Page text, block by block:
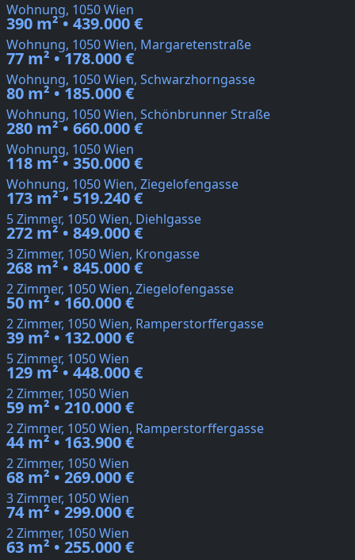
Wohnung, 1050 Wien
390 m² • 439.000 €
Wohnung, 1050 Wien, Margaretenstraße
77 m² • 178.000 €
Wohnung, 1050 Wien, Schwarzhorngasse
80 m² • 185.000 €
Wohnung, 1050 Wien, Schönbrunner Straße
280 m² • 660.000 €
Wohnung, 1050 Wien
118 m² • 350.000 €
Wohnung, 1050 Wien, Ziegelofengasse
173 m² • 519.240 €
5 Zimmer, 1050 Wien, Diehlgasse
272 m² • 849.000 €
3 Zimmer, 1050 Wien, Krongasse
268 m² • 845.000 €
2 Zimmer, 1050 Wien, Ziegelofengasse
50 m² • 160.000 €
2 Zimmer, 1050 Wien, Ramperstorffergasse
39 m² • 132.000 €
5 Zimmer, 1050 Wien
129 m² • 448.000 €
2 Zimmer, 1050 Wien
59 m² • 210.000 €
2 Zimmer, 1050 Wien, Ramperstorffergasse
44 m² • 163.900 €
2 Zimmer, 1050 Wien
68 m² • 269.000 €
3 Zimmer, 1050 Wien
74 m² • 299.000 €
2 Zimmer, 1050 Wien
63 m² • 255.000 €